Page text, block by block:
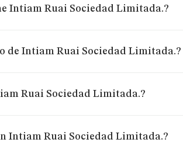
Intiam Ruai Sociedad Limitada.?
de Intiam Ruai Sociedad Limitada.?
Ruai Sociedad Limitada.?
Intiam Ruai Sociedad Limitada.?